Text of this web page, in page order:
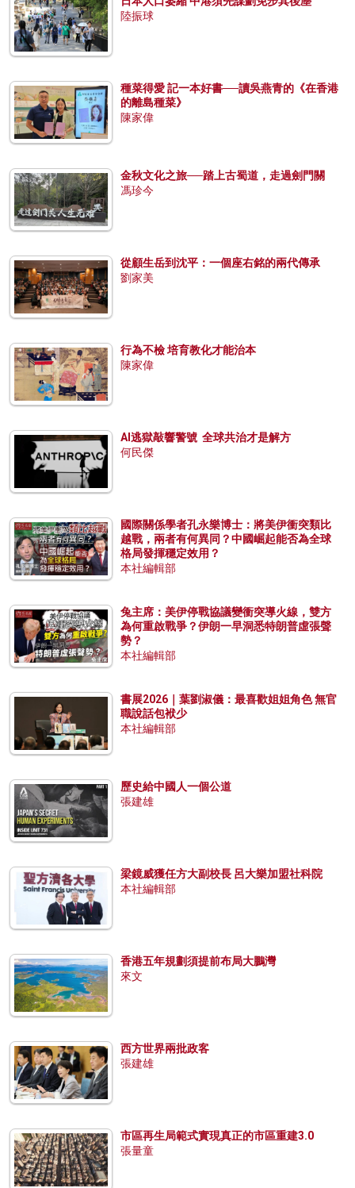
陸振球
種菜得愛 記一本好書──讀吳燕青的《在香港
的離島種菜》
陳家偉
金秋文化之旅──踏上古蜀道，走過劍門關
馮珍今
從顧生岳到沈平：一個座右銘的兩代傳承
劉家美
行為不檢 培育教化才能治本
陳家偉
AI逃獄敲響警號 全球共治才是解方
何民傑
國際關係學者孔永樂博士：將美伊衝突類比
越戰，兩者有何異同？中國崛起能否為全球
格局發揮穩定效用？
本社編輯部
兔主席：美伊停戰協議變衝突導火線，雙方
為何重啟戰爭？伊朗一早洞悉特朗普虛張聲
勢？
本社編輯部
書展2026｜葉劉淑儀：最喜歡姐姐角色 無官
職說話包袱少
本社編輯部
歷史給中國人一個公道
張建雄
梁鏡威獲任方大副校長 呂大樂加盟社科院
本社編輯部
香港五年規劃須提前布局大鵬灣
來文
西方世界兩批政客
張建雄
市區再生局範式實現真正的市區重建3.0
張量童